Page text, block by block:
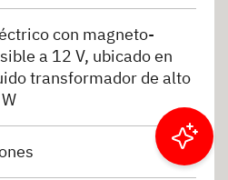
con magneto-
a 12 V, ubicado en
transformador de alto